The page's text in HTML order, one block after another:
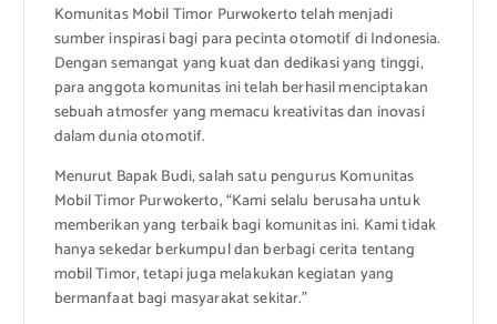
Komunitas Mobil Timor Purwokerto telah menjadi
sumber inspirasi bagi para pecinta otomotif di Indonesia.
Dengan semangat yang kuat dan dedikasi yang tinggi,
para anggota komunitas ini telah berhasil menciptakan
sebuah atmosfer yang memacu kreativitas dan inovasi
dalam dunia otomotif.
Menurut Bapak Budi, salah satu pengurus Komunitas
Mobil Timor Purwokerto, “Kami selalu berusaha untuk
memberikan yang terbaik bagi komunitas ini. Kami tidak
hanya sekedar berkumpul dan berbagi cerita tentang
mobil Timor, tetapi juga melakukan kegiatan yang
bermanfaat bagi masyarakat sekitar.”